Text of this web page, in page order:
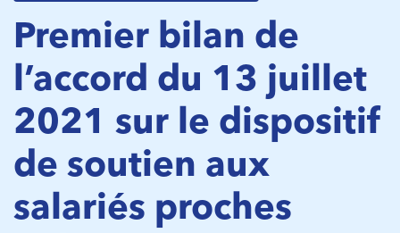
Premier bilan de
l’accord du 13 juillet
2021 sur le dispositif
de soutien aux
salariés proches